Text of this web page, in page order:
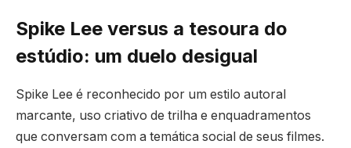
Spike Lee versus a tesoura do
estúdio: um duelo desigual
Spike Lee é reconhecido por um estilo autoral
marcante, uso criativo de trilha e enquadramentos
que conversam com a temática social de seus filmes.